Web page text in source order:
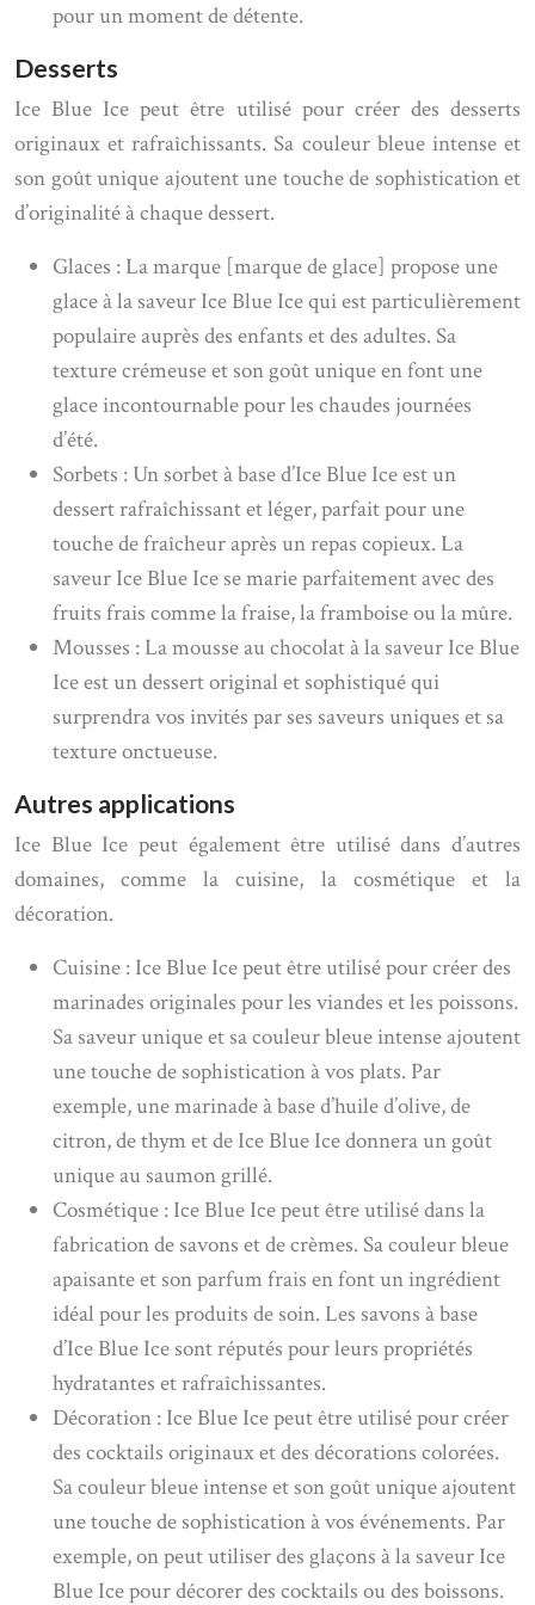
pour un moment de détente.
Desserts
Ice Blue Ice peut être utilisé pour créer des desserts
originaux et rafraîchissants. Sa couleur bleue intense et
son goût unique ajoutent une touche de sophistication et
d’originalité à chaque dessert.
Glaces : La marque [marque de glace] propose une
glace à la saveur Ice Blue Ice qui est particulièrement
populaire auprès des enfants et des adultes. Sa
texture crémeuse et son goût unique en font une
glace incontournable pour les chaudes journées
d’été.
Sorbets : Un sorbet à base d’Ice Blue Ice est un
dessert rafraîchissant et léger, parfait pour une
touche de fraîcheur après un repas copieux. La
saveur Ice Blue Ice se marie parfaitement avec des
fruits frais comme la fraise, la framboise ou la mûre.
Mousses : La mousse au chocolat à la saveur Ice Blue
Ice est un dessert original et sophistiqué qui
surprendra vos invités par ses saveurs uniques et sa
texture onctueuse.
Autres applications
Ice Blue Ice peut également être utilisé dans d’autres
domaines, comme la cuisine, la cosmétique et la
décoration.
Cuisine : Ice Blue Ice peut être utilisé pour créer des
marinades originales pour les viandes et les poissons.
Sa saveur unique et sa couleur bleue intense ajoutent
une touche de sophistication à vos plats. Par
exemple, une marinade à base d’huile d’olive, de
citron, de thym et de Ice Blue Ice donnera un goût
unique au saumon grillé.
Cosmétique : Ice Blue Ice peut être utilisé dans la
fabrication de savons et de crèmes. Sa couleur bleue
apaisante et son parfum frais en font un ingrédient
idéal pour les produits de soin. Les savons à base
d’Ice Blue Ice sont réputés pour leurs propriétés
hydratantes et rafraîchissantes.
Décoration : Ice Blue Ice peut être utilisé pour créer
des cocktails originaux et des décorations colorées.
Sa couleur bleue intense et son goût unique ajoutent
une touche de sophistication à vos événements. Par
exemple, on peut utiliser des glaçons à la saveur Ice
Blue Ice pour décorer des cocktails ou des boissons.